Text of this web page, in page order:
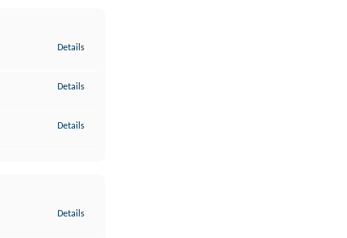
Details
Details
Details
Details